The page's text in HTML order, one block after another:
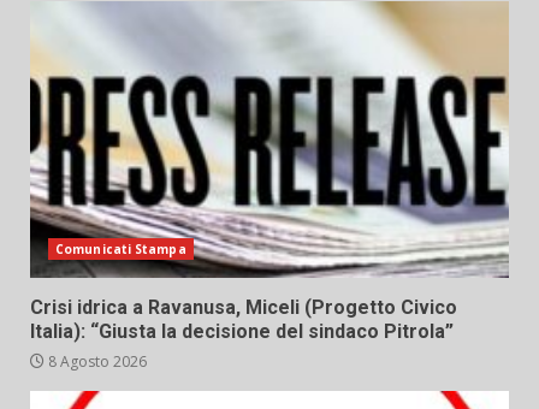
Comunicati Stampa
Crisi idrica a Ravanusa, Miceli (Progetto Civico
Italia): “Giusta la decisione del sindaco Pitrola”
8 Agosto 2026